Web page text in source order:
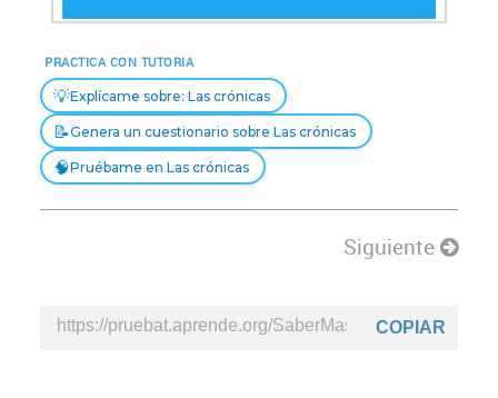
PRACTICA CON TUTORIA
💡Explícame sobre: Las crónicas
📝Genera un cuestionario sobre Las crónicas
🧠Pruébame en Las crónicas
Siguiente
COPIAR